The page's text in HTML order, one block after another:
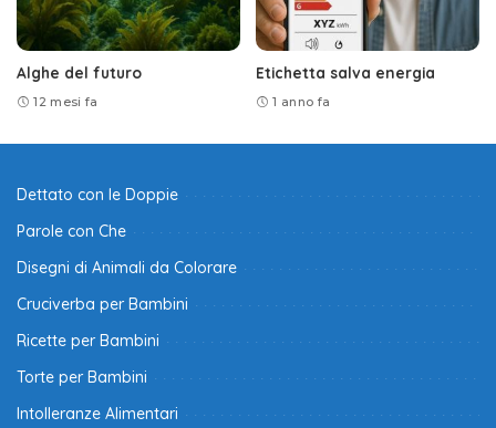
Alghe del futuro
12 mesi fa
Etichetta salva energia
1 anno fa
Dettato con le Doppie
Parole con Che
Disegni di Animali da Colorare
Cruciverba per Bambini
Ricette per Bambini
Torte per Bambini
Intolleranze Alimentari